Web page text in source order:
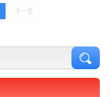
。天猫图书五一前三天
图书更是大涨45%。线
习工具前五名分别
拍照翻译、作文搜索、
猫国际进口商品销售同
长381%，美妆增长
下一页